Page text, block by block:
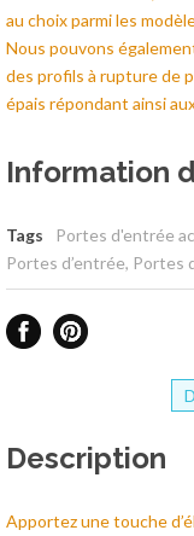
au choix parmi les
Nous pouvons
des profils à rupture de
épais répondant ainsi
Information
Tags Portes d'entrée
Portes d’entrée, Portes
Description
Apportez une touche